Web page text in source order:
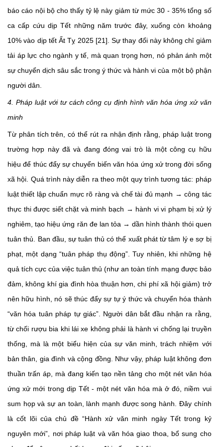
báo cáo nội bộ cho thấy tỷ lệ này giảm từ mức 30 - 35% tổng số
ca cấp cứu dịp Tết những năm trước đây, xuống còn khoảng
10% vào dịp tết Ất Tỵ 2025 [21]. Sự thay đổi này không chỉ giảm
tải áp lực cho ngành y tế, mà quan trọng hơn, nó phản ánh một
sự chuyển dịch sâu sắc trong ý thức và hành vi của một bộ phận
người dân.
4. Pháp luật với tư cách công cụ định hình văn hóa ứng xử văn
minh
Từ phân tích trên, có thể rút ra nhận định rằng, pháp luật trong
trường hợp này đã và đang đóng vai trò là một công cụ hữu
hiệu để thúc đẩy sự chuyển biến văn hóa ứng xử trong đời sống
xã hội. Quá trình này diễn ra theo một quy trình tương tác: pháp
luật thiết lập chuẩn mực rõ ràng và chế tài đủ mạnh → công tác
thực thi được siết chặt và minh bạch → hành vi vi phạm bị xử lý
nghiêm, tạo hiệu ứng răn đe lan tỏa → dần hình thành thói quen
tuân thủ. Ban đầu, sự tuân thủ có thể xuất phát từ tâm lý e sợ bị
phạt, một dạng “tuân pháp thụ động”. Tuy nhiên, khi những hệ
quả tích cực của việc tuân thủ (như an toàn tính mạng được bảo
đảm, không khí gia đình hòa thuận hơn, chi phí xã hội giảm) trở
nên hữu hình, nó sẽ thúc đẩy sự tự ý thức và chuyển hóa thành
“văn hóa tuân pháp tự giác”. Người dân bắt đầu nhận ra rằng,
từ chối rượu bia khi lái xe không phải là hành vi chống lại truyền
thống, mà là một biểu hiện của sự văn minh, trách nhiệm với
bản thân, gia đình và cộng đồng. Như vậy, pháp luật không đơn
thuần trấn áp, mà đang kiến tạo nền tảng cho một nét văn hóa
ứng xử mới trong dịp Tết - một nét văn hóa mà ở đó, niềm vui
sum họp và sự an toàn, lành mạnh được song hành. Đây chính
là cốt lõi của chủ đề “Hành xử văn minh ngày Tết trong kỷ
nguyên mới”, nơi pháp luật và văn hóa giao thoa, bổ sung cho